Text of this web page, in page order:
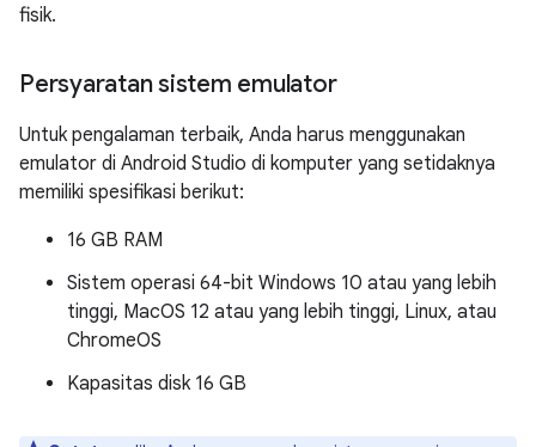
fisik.
Persyaratan sistem emulator
Untuk pengalaman terbaik, Anda harus menggunakan
emulator di Android Studio di komputer yang setidaknya
memiliki spesifikasi berikut:
16 GB RAM
Sistem operasi 64-bit Windows 10 atau yang lebih
tinggi, MacOS 12 atau yang lebih tinggi, Linux, atau
ChromeOS
Kapasitas disk 16 GB